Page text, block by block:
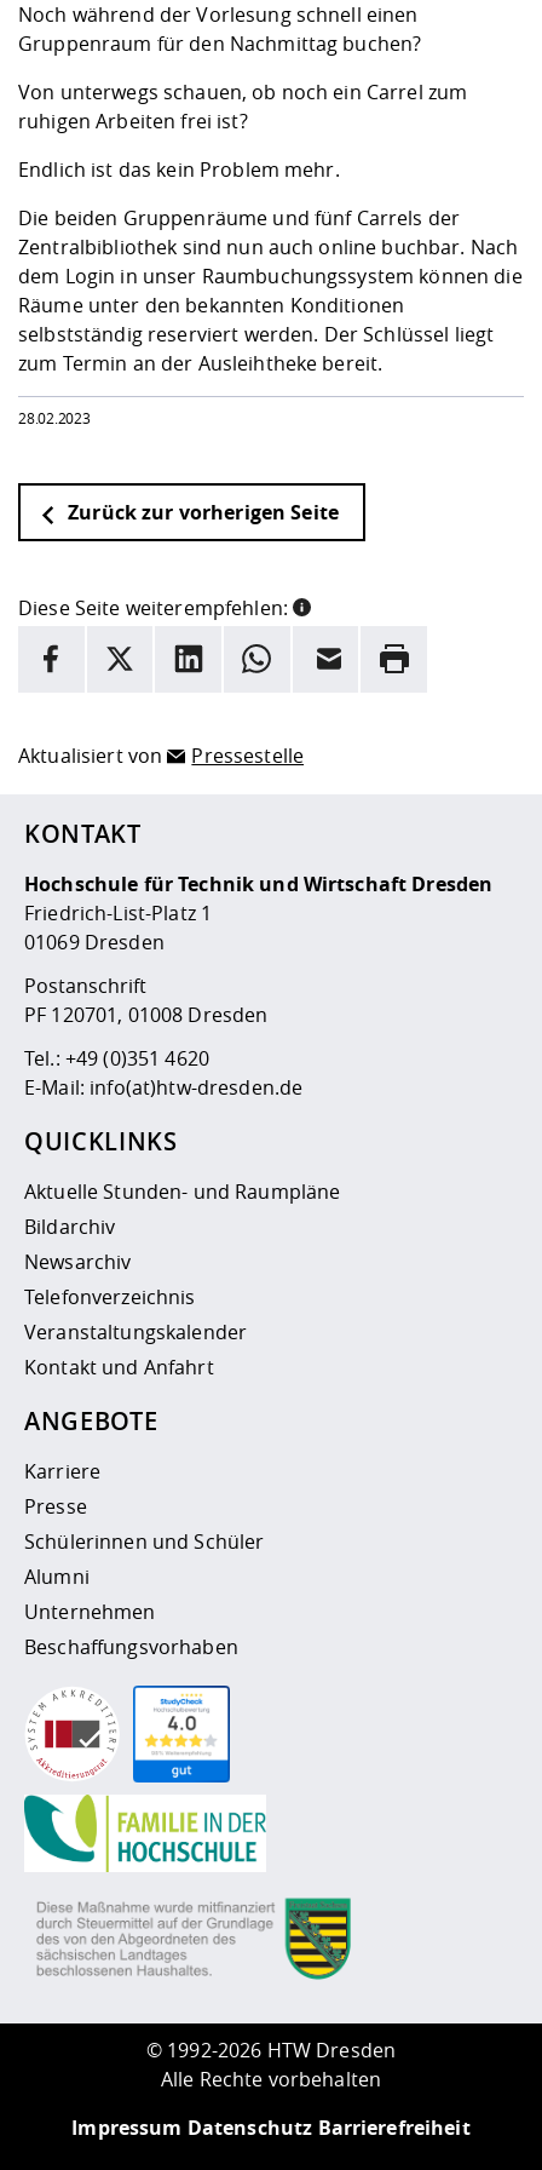
Vorbereitung
Studien- und
Digitales Lernen
Studieren in
Lebenslagen
Angebote der
Arbeit
Career Service
Lehren,
Internationale
FIS -
Prototyping und
Kooperationen
Kontakt &
Förderverein
Gremien und
Informatik/
Landbau/
Angebote für Unternehmen
Kontakt und Anfahrt
Qualitätssicherung
Noch während der Vorlesung schnell einen
Gruppenraum für den Nachmittag buchen?
Von unterwegs schauen, ob noch ein Carrel zum
ruhigen Arbeiten frei ist?
Endlich ist das kein Problem mehr.
Die beiden Gruppenräume und fünf Carrels der
Zentralbibliothek sind nun auch online buchbar. Nach
dem Login in unser Raumbuchungssystem können die
Räume unter den bekannten Konditionen
selbstständig reserviert werden. Der Schlüssel liegt
zum Termin an der Ausleihtheke bereit.
28.02.2023
Zurück zur vorherigen Seite
Diese Seite weiterempfehlen:
INFORMATION
Facebook
X LinkedInWhatsappE-Mail Drucken
Aktualisiert von Pressestelle
KONTAKT
Hochschule für Technik und Wirtschaft Dresden
Friedrich-List-Platz 1
01069 Dresden
Postanschrift
PF 120701, 01008 Dresden
Tel.: +49 (0)351 4620
E-Mail: info(at)htw-dresden.de
QUICKLINKS
Aktuelle Stunden- und Raumpläne
Bildarchiv
Newsarchiv
Telefonverzeichnis
Veranstaltungskalender
Kontakt und Anfahrt
ANGEBOTE
Karriere
Presse
Schülerinnen und Schüler
Alumni
Unternehmen
Beschaffungsvorhaben
© 1992-2026 HTW Dresden
Alle Rechte vorbehalten
Impressum Datenschutz Barrierefreiheit